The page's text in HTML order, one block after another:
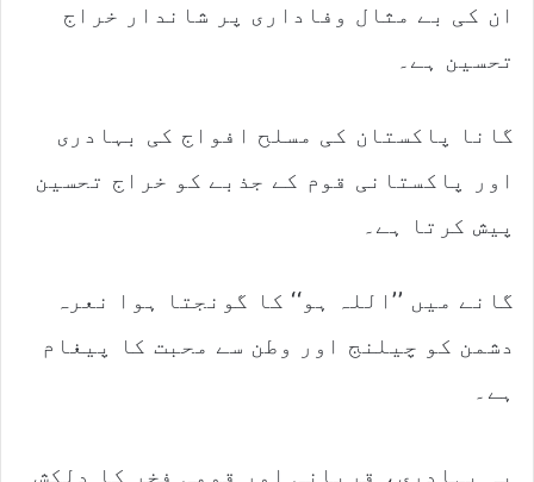
ان کی بے مثال وفاداری پر شاندار خراج
تحسین ہے۔
گانا پاکستان کی مسلح افواج کی بہادری
اور پاکستانی قوم کے جذبے کو خراج تحسین
پیش کرتا ہے۔
گانے میں ’’اللہ ہو‘‘ کا گونجتا ہوا نعرہ
دشمن کو چیلنج اور وطن سے محبت کا پیغام
ہے۔
یہ بہادری، قربانی اور قومی فخر کا دلکش